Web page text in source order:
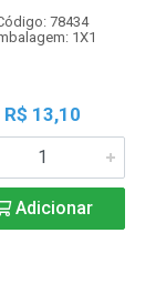
78434
1X1
R$ 13,10
Adicionar